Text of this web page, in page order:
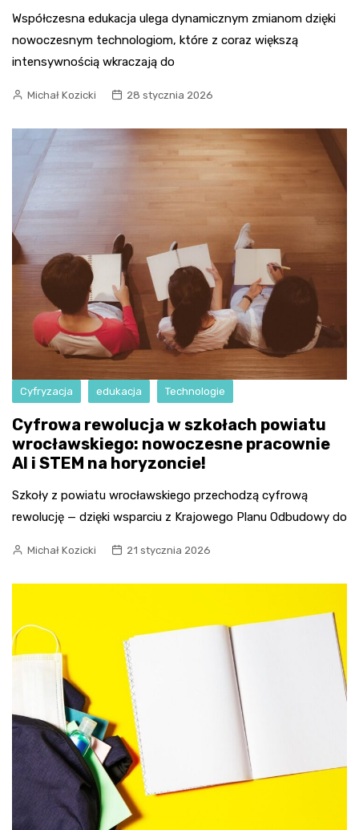
Współczesna edukacja ulega dynamicznym zmianom dzięki
nowoczesnym technologiom, które z coraz większą
intensywnością wkraczają do
Michał Kozicki 28 stycznia 2026
Cyfryzacja edukacja Technologie
Cyfrowa rewolucja w szkołach powiatu
wrocławskiego: nowoczesne pracownie
AI i STEM na horyzoncie!
Szkoły z powiatu wrocławskiego przechodzą cyfrową
rewolucję — dzięki wsparciu z Krajowego Planu Odbudowy do
Michał Kozicki 21 stycznia 2026